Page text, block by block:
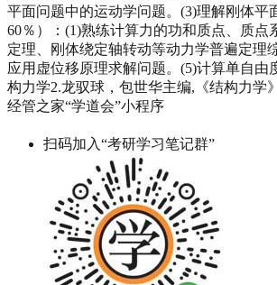
平面问题中的运动学问题。(3)理解刚体
60％）：(1)熟练计算力的功和质点、质
定理、刚体绕定轴转动等动力学普遍定理
应用虚位移原理求解问题。(5)计算单自
构力学2.龙驭球，包世华主编,《结构力学
经管之家“学道会”小程序
扫码加入“考研学习笔记群”